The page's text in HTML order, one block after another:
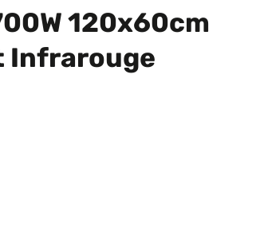
120x60cm
Infrarouge